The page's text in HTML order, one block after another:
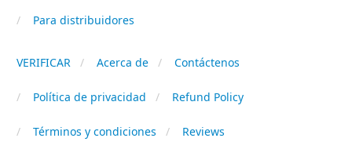
Para distribuidores
VERIFICAR Acerca de Contáctenos
Política de privacidad Refund Policy
Términos y condiciones Reviews